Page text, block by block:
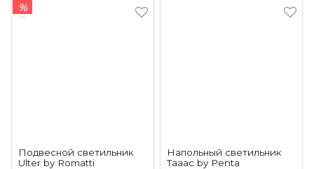
%
Подвесной светильник
Ulter by Romatti
Напольный светильник
Taaac by Penta